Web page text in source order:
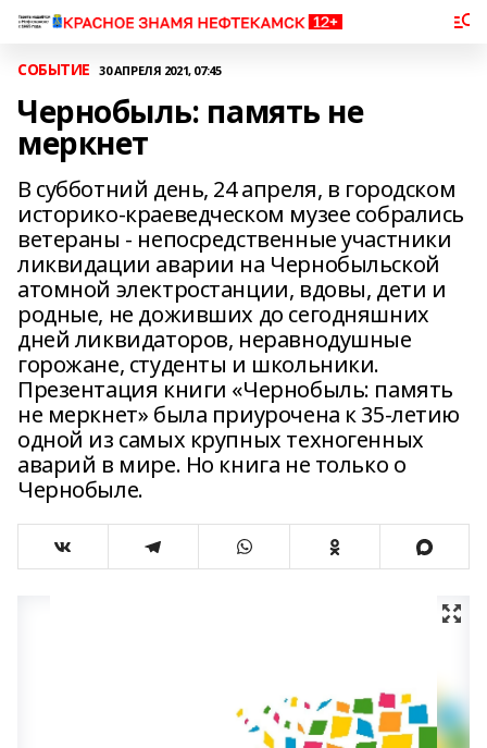
СОБЫТИЕ 30 АПРЕЛЯ 2021, 07:45
Чернобыль: память не
меркнет
В субботний день, 24 апреля, в городском
историко-краеведческом музее собрались
ветераны - непосредственные участники
ликвидации аварии на Чернобыльской
атомной электростанции, вдовы, дети и
родные, не доживших до сегодняшних
дней ликвидаторов, неравнодушные
горожане, студенты и школьники.
Презентация книги «Чернобыль: память
не меркнет» была приурочена к 35-летию
одной из самых крупных техногенных
аварий в мире. Но книга не только о
Чернобыле.